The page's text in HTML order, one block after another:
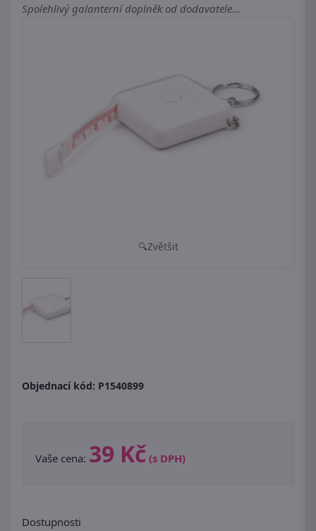
Spolehlivý galanterní doplněk od dodavatele…
Zvětšit
Objednací kód: P1540899
Vaše cena: 39 Kč (s DPH)
Dostupnosti